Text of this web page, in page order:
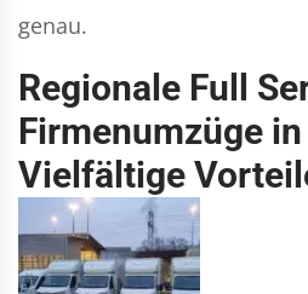
genau.
Regionale Full
Firmenumzüge
Vielfältige